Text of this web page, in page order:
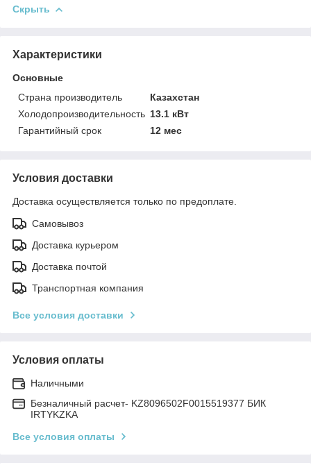
Скрыть
Характеристики
Основные
Страна производитель
Казахстан
Холодопроизводительность 13.1 кВт
Гарантийный срок
12 мес
Условия доставки
Доставка осуществляется только по предоплате.
Самовывоз
Доставка курьером
Доставка почтой
Транспортная компания
Все условия доставки
Условия оплаты
Наличными
Безналичный расчет- KZ8096502F0015519377 БИК
IRTYKZKA
Все условия оплаты